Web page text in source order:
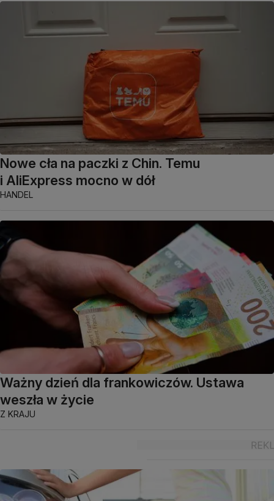
Nowe cła na paczki z Chin. Temu
i AliExpress mocno w dół
HANDEL
Ważny dzień dla frankowiczów. Ustawa
weszła w życie
Z KRAJU